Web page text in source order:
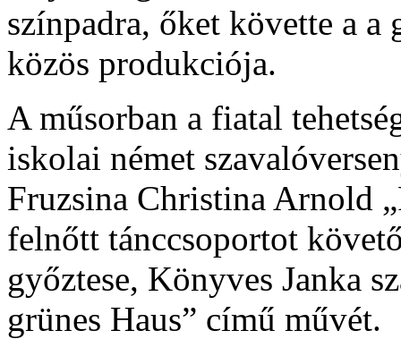
színpadra, őket követte a
közös produkciója.
A műsorban a fiatal
iskolai német
Fruzsina Christina Arnold
felnőtt tánccsoportot
győztese, Könyves Janka
grünes Haus” című művét.